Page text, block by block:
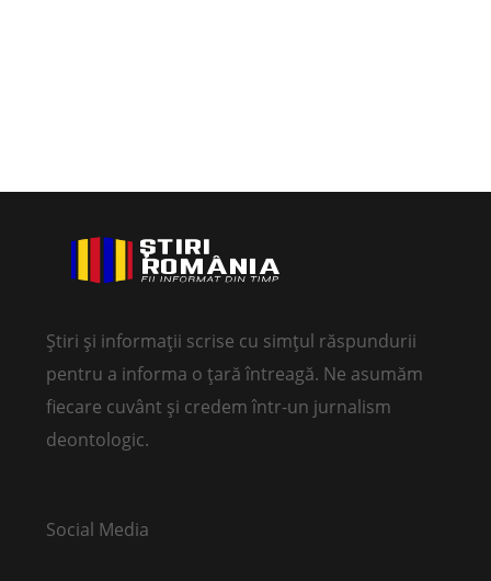
Știri și informații scrise cu simțul răspundurii
pentru a informa o țară întreagă. Ne asumăm
fiecare cuvânt și credem într-un jurnalism
deontologic.
Social Media